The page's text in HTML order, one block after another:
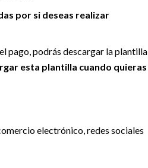
por si deseas realizar
pago, podrás descargar la plantilla
esta plantilla cuando quieras
electrónico, redes sociales